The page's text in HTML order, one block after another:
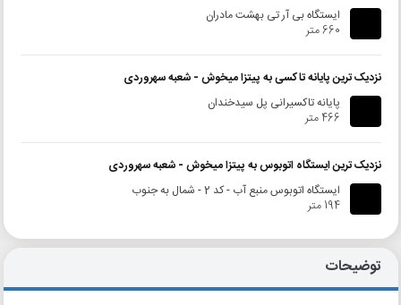
ایستگاه بی آر تی بهشت مادران
660 متر
نزدیک ترین پایانه تاکسی به پیتزا میخوش - شعبه سهروردی
پایانه تاکسیرانی پل سیدخندان
466 متر
نزدیک ترین ایستگاه اتوبوس به پیتزا میخوش - شعبه سهروردی
ایستگاه اتوبوس منبع آب - کد 2 - شمال به جنوب
194 متر
توضیحات